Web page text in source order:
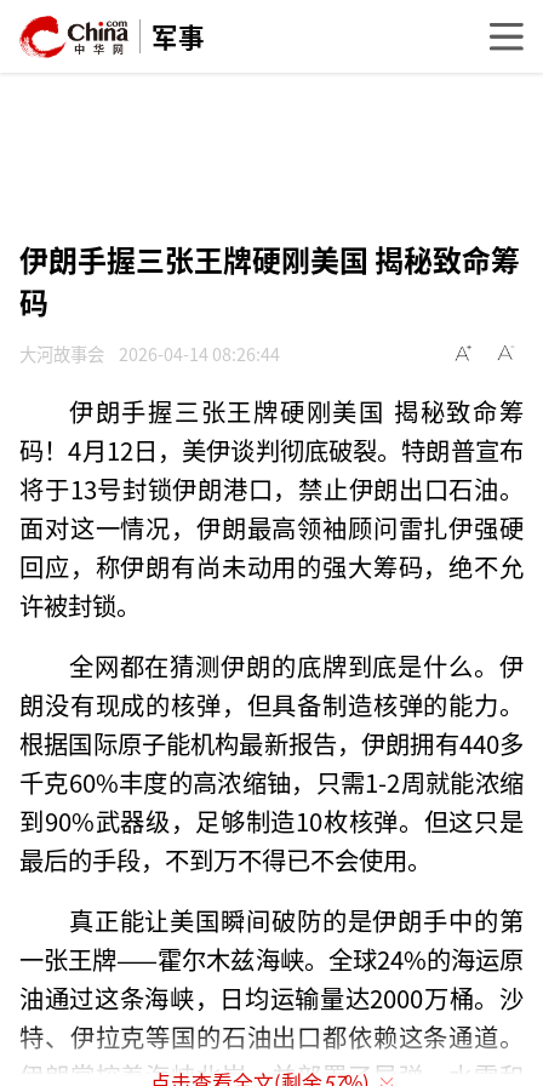
军事
伊朗手握三张王牌硬刚美国 揭秘致命筹
码
大河故事会 2026-04-14 08:26:44
伊朗手握三张王牌硬刚美国 揭秘致命筹
码！4月12日，美伊谈判彻底破裂。特朗普宣布
将于13号封锁伊朗港口，禁止伊朗出口石油。
面对这一情况，伊朗最高领袖顾问雷扎伊强硬
回应，称伊朗有尚未动用的强大筹码，绝不允
许被封锁。
全网都在猜测伊朗的底牌到底是什么。伊
朗没有现成的核弹，但具备制造核弹的能力。
根据国际原子能机构最新报告，伊朗拥有440多
千克60%丰度的高浓缩铀，只需1-2周就能浓缩
到90%武器级，足够制造10枚核弹。但这只是
最后的手段，不到万不得已不会使用。
真正能让美国瞬间破防的是伊朗手中的第
一张王牌——霍尔木兹海峡。全球24%的海运原
油通过这条海峡，日均运输量达2000万桶。沙
特、伊拉克等国的石油出口都依赖这条通道。
伊朗掌控着海峡北岸，并部署了导弹、水雷和